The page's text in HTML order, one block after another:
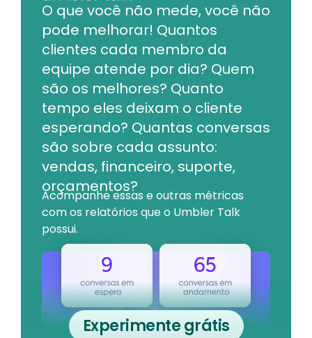
O que você não mede, você não
pode melhorar! Quantos
clientes cada membro da
equipe atende por dia? Quem
são os melhores? Quanto
tempo eles deixam o cliente
esperando? Quantas conversas
são sobre cada assunto:
vendas, financeiro, suporte,
orçamentos?
Acompanhe essas e outras métricas
com os relatórios que o Umbler Talk
possui.
Experimente grátis